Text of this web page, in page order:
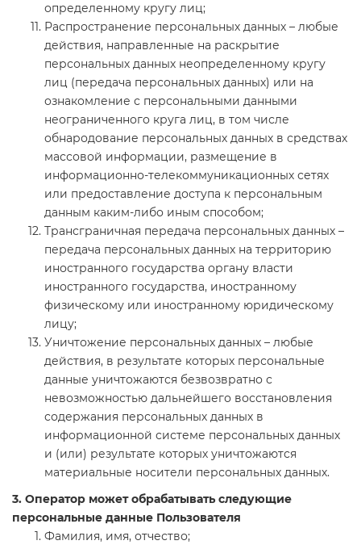
определенному кругу лиц;
Распространение персональных данных – любые
действия, направленные на раскрытие
персональных данных неопределенному кругу
лиц (передача персональных данных) или на
ознакомление с персональными данными
неограниченного круга лиц, в том числе
обнародование персональных данных в средствах
массовой информации, размещение в
информационно-телекоммуникационных сетях
или предоставление доступа к персональным
данным каким-либо иным способом;
Трансграничная передача персональных данных –
передача персональных данных на территорию
иностранного государства органу власти
иностранного государства, иностранному
физическому или иностранному юридическому
лицу;
Уничтожение персональных данных – любые
действия, в результате которых персональные
данные уничтожаются безвозвратно с
невозможностью дальнейшего восстановления
содержания персональных данных в
информационной системе персональных данных
и (или) результате которых уничтожаются
материальные носители персональных данных.
3. Оператор может обрабатывать следующие
персональные данные Пользователя
Фамилия, имя, отчество;